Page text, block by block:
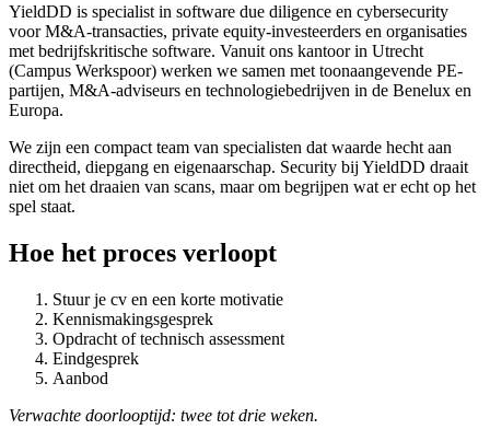
YieldDD is specialist in software due diligence en cybersecurity
voor M&A-transacties, private equity-investeerders en organisaties
met bedrijfskritische software. Vanuit ons kantoor in Utrecht
(Campus Werkspoor) werken we samen met toonaangevende PE-
partijen, M&A-adviseurs en technologiebedrijven in de Benelux en
Europa.
We zijn een compact team van specialisten dat waarde hecht aan
directheid, diepgang en eigenaarschap. Security bij YieldDD draait
niet om het draaien van scans, maar om begrijpen wat er echt op het
spel staat.
Hoe het proces verloopt
Stuur je cv en een korte motivatie
Kennismakingsgesprek
Opdracht of technisch assessment
Eindgesprek
Aanbod
Verwachte doorlooptijd: twee tot drie weken.